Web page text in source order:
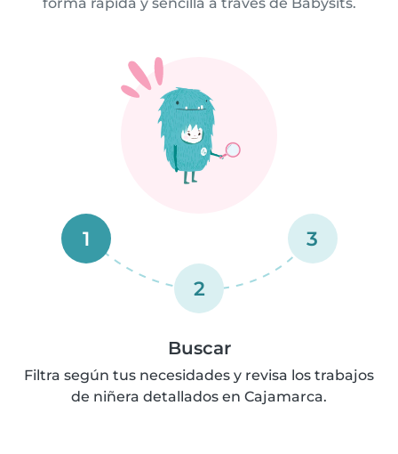
1
2
3
Buscar
Filtra según tus necesidades y revisa los trabajos
de niñera detallados en Cajamarca.